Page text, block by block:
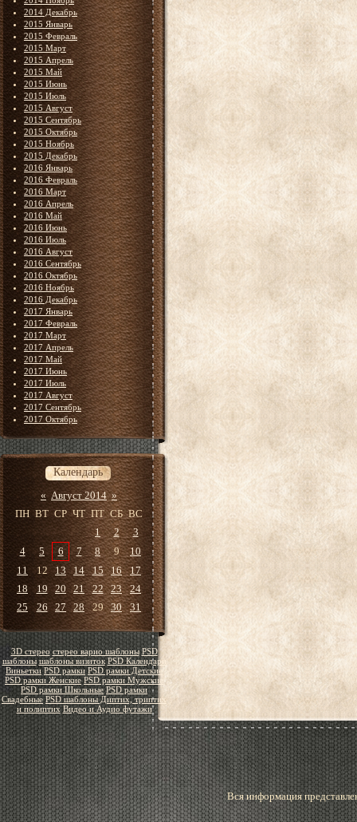
2014 Декабрь
2015 Январь
2015 Февраль
2015 Март
2015 Апрель
2015 Май
2015 Июнь
2015 Июль
2015 Август
2015 Сентябрь
2015 Октябрь
2015 Ноябрь
2015 Декабрь
2016 Январь
2016 Февраль
2016 Март
2016 Апрель
2016 Май
2016 Июнь
2016 Июль
2016 Август
2016 Сентябрь
2016 Октябрь
2016 Ноябрь
2016 Декабрь
2017 Январь
2017 Февраль
2017 Март
2017 Апрель
2017 Май
2017 Июнь
2017 Июль
2017 Август
2017 Сентябрь
2017 Октябрь
Календарь
« Август 2014 »
ПН ВТ СР ЧТ ПТ СБ ВС
1
2
3
4
5 6 7 8 9
10
11
12 13 14 15 16
17
18
19 20 21 22 23
24
25
26 27 28 29 30 31
3D стерео стерео варио шаблоны PSD
шаблоны шаблоны визиток PSD Календари
Виньетки PSD рамки PSD рамки Детские
PSD рамки Женские PSD рамки Мужские
PSD рамки Школьные PSD рамки
Свадебные PSD шаблоны Диптих, триптих
и полиптих Видео и Аудио футажи
Вся информация